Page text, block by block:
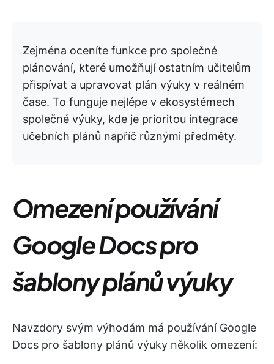
Zejména oceníte funkce pro společné
plánování, které umožňují ostatním učitelům
přispívat a upravovat plán výuky v reálném
čase. To funguje nejlépe v ekosystémech
společné výuky, kde je prioritou integrace
učebních plánů napříč různými předměty.
Omezení používání
Google Docs pro
šablony plánů výuky
Navzdory svým výhodám má používání Google
Docs pro šablony plánů výuky několik omezení: